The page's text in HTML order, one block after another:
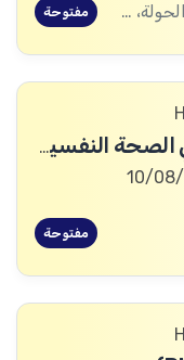
تلدو، حمص, الحولة، حمص مفتوحة
طبيب رأب الفجوة في الصحة النفسية (mhGAP Doctor)
مفتوحة